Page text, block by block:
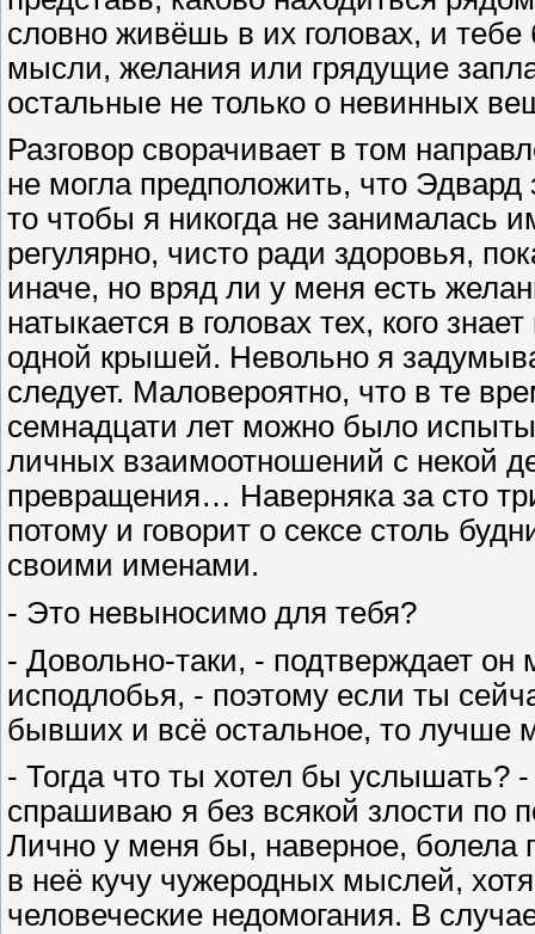
словно живёшь в их головах, и тебе
мысли, желания или грядущие
остальные не только о невинных
Разговор сворачивает в том
не могла предположить, что
то чтобы я никогда не занималась
регулярно, чисто ради здоровья,
иначе, но вряд ли у меня есть
натыкается в головах тех, кого
одной крышей. Невольно я
следует. Маловероятно, что в те
семнадцати лет можно было
личных взаимоотношений с некой
превращения… Наверняка за сто
потому и говорит о сексе столь
своими именами.
- Это невыносимо для тебя?
- Довольно-таки, - подтверждает
исподлобья, - поэтому если ты
бывших и всё остальное, то лучше
- Тогда что ты хотел бы услышать?
спрашиваю я без всякой злости по
Лично у меня бы, наверное, болела
в неё кучу чужеродных мыслей,
человеческие недомогания. В